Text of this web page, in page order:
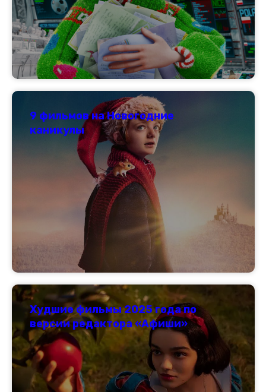
9 фильмов на Новогодние
каникулы
Худшие фильмы 2025 года по
версии редактора «Афиши»